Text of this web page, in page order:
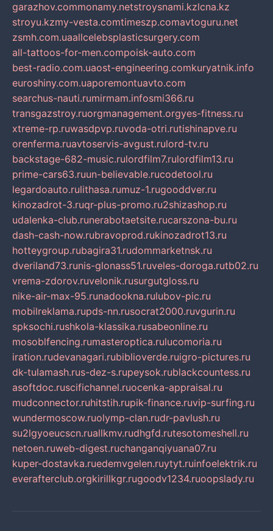
garazhov.commonamy.netstroysnami.kzlcna.kz
stroyu.kzmy-vesta.comtimeszp.comavtoguru.net
zsmh.com.uaallcelebsplasticsurgery.com
all-tattoos-for-men.compoisk-auto.com
best-radio.com.uaost-engineering.comkuryatnik.info
euroshiny.com.uaporemontuavto.com
searchus-nauti.rumirmam.infosmi366.ru
transgazstroy.ruorgmanagement.orgyes-fitness.ru
xtreme-rp.ruwasdpvp.ruvoda-otri.rutishinapve.ru
orenferma.ruavtoservis-avgust.rulord-tv.ru
backstage-682-music.rulordfilm7.rulordfilm13.ru
prime-cars63.ruun-believable.rucodetool.ru
legardoauto.rulithasa.rumuz-1.rugooddver.ru
kinozadrot-3.ruqr-plus-promo.ru2shizashop.ru
udalenka-club.runerabotaetsite.rucarszona-bu.ru
dash-cash-now.rubravoprod.rukinozadrot13.ru
hotteygroup.rubagira31.rudommarketnsk.ru
dveriland73.runis-glonass51.ruveles-doroga.rutb02.ru
vrema-zdorov.ruvelonik.rusurgutgloss.ru
nike-air-max-95.runadookna.rulubov-pic.ru
mobilreklama.rupds-nn.rusocrat2000.ruvgurin.ru
spksochi.rushkola-klassika.rusabeonline.ru
mosoblfencing.rumasteroptica.rulucomoria.ru
iration.rudevanagari.rubiblioverde.ruigro-pictures.ru
dk-tulamash.rus-dez-s.rupeysok.rublackcountess.ru
asoftdoc.ruscifichannel.ruocenka-appraisal.ru
mudconnector.ruhitstih.rupik-finance.ruvip-surfing.ru
wundermoscow.ruolymp-clan.rudr-pavlush.ru
su2lgyoeucscn.ruallkmv.rudhgfd.rutesotomeshell.ru
netoen.ruweb-digest.ruchanganqiyuana07.ru
kuper-dostavka.ruedemvgelen.ruytyt.ruinfoelektrik.ru
everafterclub.orgkirillkgr.rugoodv1234.ruoopslady.ru